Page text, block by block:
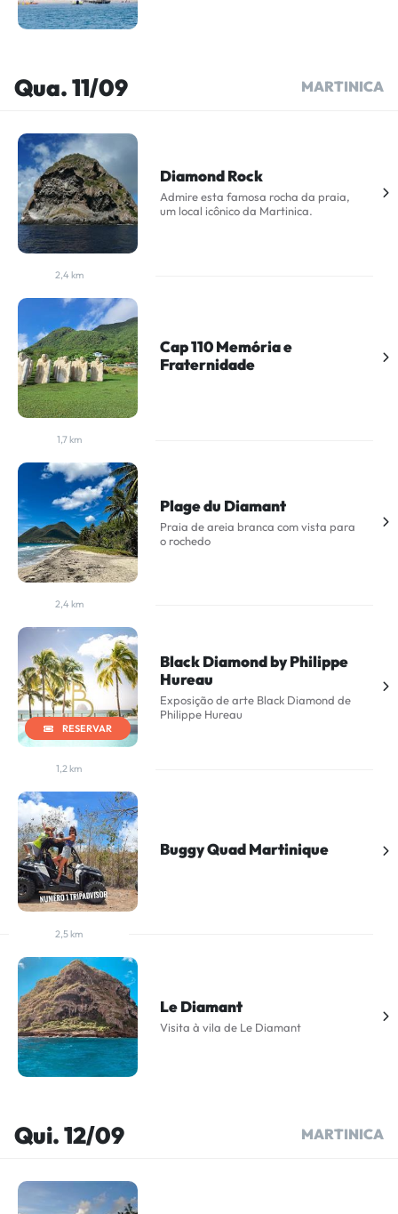
Qua. 11/09 MARTINICA
Diamond Rock
Admire esta famosa rocha da praia,
um local icônico da Martinica.
2,4 km
Cap 110 Memória e
Fraternidade
1,7 km
Plage du Diamant
Praia de areia branca com vista para
o rochedo
2,4 km
RESERVAR
Black Diamond by Philippe
Hureau
Exposição de arte Black Diamond de
Philippe Hureau
1,2 km
Buggy Quad Martinique
2,5 km
Le Diamant
Visita à vila de Le Diamant
Qui. 12/09 MARTINICA